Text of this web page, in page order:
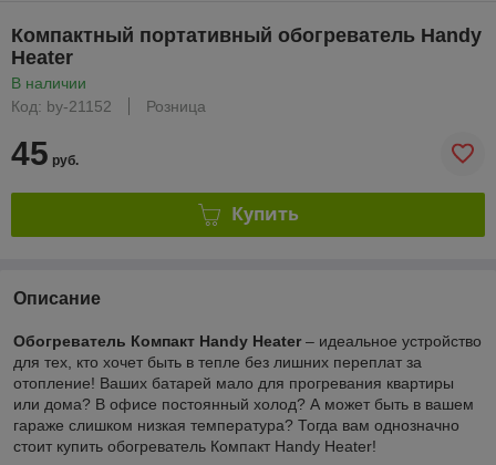
Компактный портативный обогреватель Handy
Heater
В наличии
Код: by-21152
Розница
45 руб.
Купить
Описание
Обогреватель Компакт Handy Heater – идеальное устройство
для тех, кто хочет быть в тепле без лишних переплат за
отопление! Ваших батарей мало для прогревания квартиры
или дома? В офисе постоянный холод? А может быть в вашем
гараже слишком низкая температура? Тогда вам однозначно
стоит купить обогреватель Компакт Handy Heater!